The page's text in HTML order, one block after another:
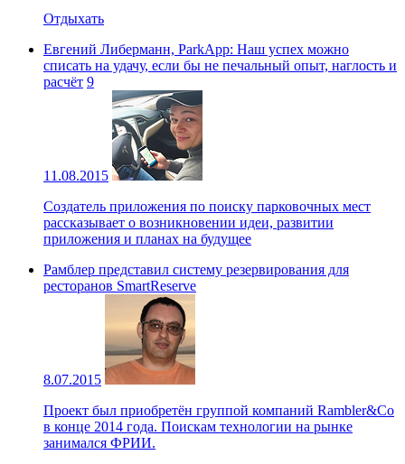
Отдыхать
Евгений Либерманн, ParkApp: Наш успех можно
списать на удачу, если бы не печальный опыт, наглость и
расчёт 9
11.08.2015
Создатель приложения по поиску парковочных мест
рассказывает о возникновении идеи, развитии
приложения и планах на будущее
Рамблер представил систему резервирования для
ресторанов SmartReserve
8.07.2015
Проект был приобретён группой компаний Rambler&Co
в конце 2014 года. Поискам технологии на рынке
занимался ФРИИ.